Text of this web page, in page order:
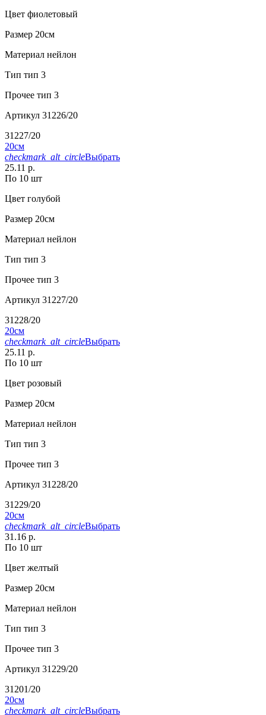
Цвет фиолетовый
Размер 20см
Материал нейлон
Тип тип 3
Прочее тип 3
Артикул 31226/20
31227/20
20см
checkmark_alt_circleВыбрать
25.11 р.
По 10 шт
Цвет голубой
Размер 20см
Материал нейлон
Тип тип 3
Прочее тип 3
Артикул 31227/20
31228/20
20см
checkmark_alt_circleВыбрать
25.11 р.
По 10 шт
Цвет розовый
Размер 20см
Материал нейлон
Тип тип 3
Прочее тип 3
Артикул 31228/20
31229/20
20см
checkmark_alt_circleВыбрать
31.16 р.
По 10 шт
Цвет желтый
Размер 20см
Материал нейлон
Тип тип 3
Прочее тип 3
Артикул 31229/20
31201/20
20см
checkmark_alt_circleВыбрать